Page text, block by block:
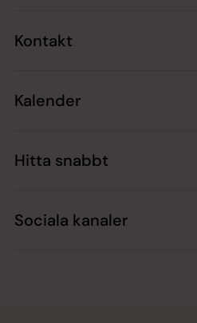
Kontakt
Kalender
Hitta snabbt
Sociala kanaler